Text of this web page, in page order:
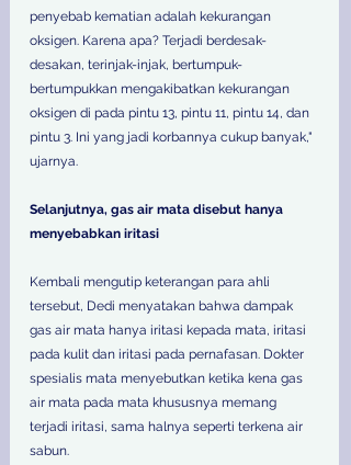
penyebab kematian adalah kekurangan
oksigen. Karena apa? Terjadi berdesak-
desakan, terinjak-injak, bertumpuk-
bertumpukkan mengakibatkan kekurangan
oksigen di pada pintu 13, pintu 11, pintu 14, dan
pintu 3. Ini yang jadi korbannya cukup banyak,"
ujarnya.
Selanjutnya, gas air mata disebut hanya
menyebabkan iritasi
Kembali mengutip keterangan para ahli
tersebut, Dedi menyatakan bahwa dampak
gas air mata hanya iritasi kepada mata, iritasi
pada kulit dan iritasi pada pernafasan. Dokter
spesialis mata menyebutkan ketika kena gas
air mata pada mata khususnya memang
terjadi iritasi, sama halnya seperti terkena air
sabun.